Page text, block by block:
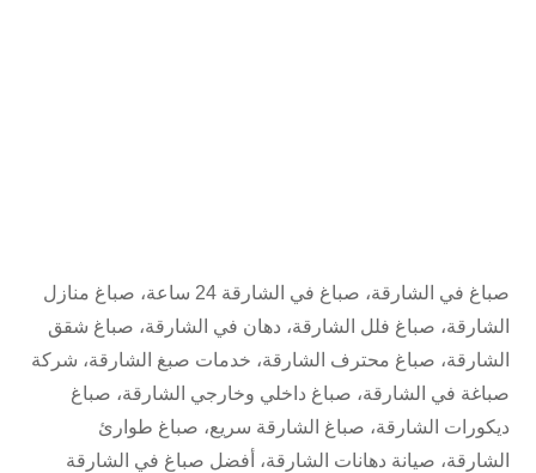
صباغ في الشارقة، صباغ في الشارقة 24 ساعة، صباغ منازل
الشارقة، صباغ فلل الشارقة، دهان في الشارقة، صباغ شقق
الشارقة، صباغ محترف الشارقة، خدمات صبغ الشارقة، شركة
صباغة في الشارقة، صباغ داخلي وخارجي الشارقة، صباغ
ديكورات الشارقة، صباغ الشارقة سريع، صباغ طوارئ
الشارقة، صيانة دهانات الشارقة، أفضل صباغ في الشارقة